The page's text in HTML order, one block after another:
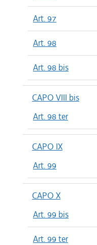
Art. 97
Art. 98
Art. 98 bis
CAPO VIII bis
Art. 98 ter
CAPO IX
Art. 99
CAPO X
Art. 99 bis
Art. 99 ter